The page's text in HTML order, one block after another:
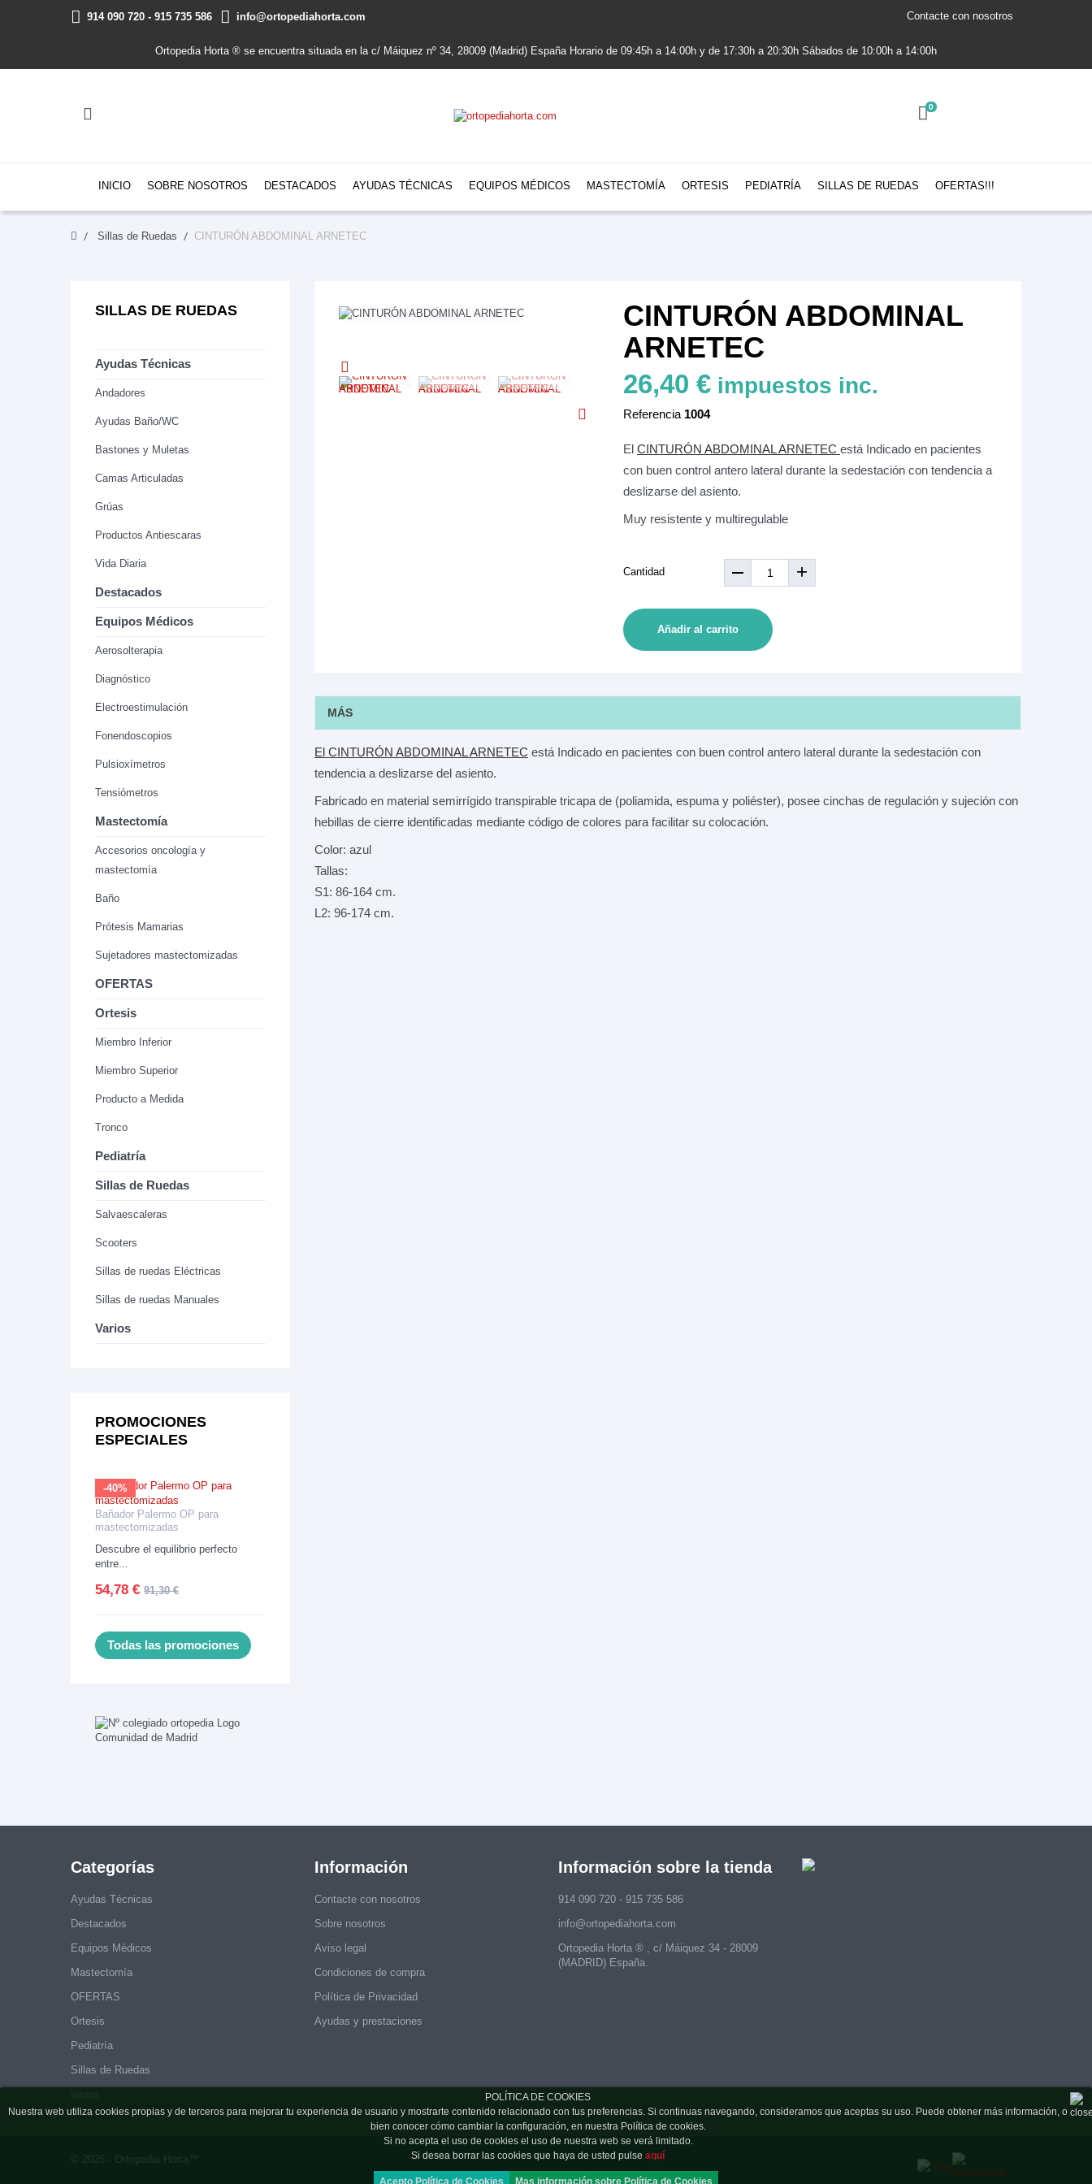
Contacte con nosotros
914 090 720 - 915 735 586 info@ortopediahorta.com
Ortopedia Horta ® se encuentra situada en la c/ Máiquez nº 34, 28009 (Madrid) España Horario de 09:45h a 14:00h y de 17:30h a 20:30h Sábados de 10:00h a 14:00h
0
INICIO SOBRE NOSOTROS DESTACADOS AYUDAS TÉCNICAS EQUIPOS MÉDICOS MASTECTOMÍA ORTESIS PEDIATRÍA SILLAS DE RUEDAS OFERTAS!!!
POLÍTICA DE COOKIES
Nuestra web utiliza cookies propias y de terceros para mejorar tu experiencia de usuario y mostrarte contenido relacionado con tus preferencias. Si continuas navegando, consideramos que aceptas su uso. Puede obtener más información, o
bien conocer cómo cambiar la configuración, en nuestra Política de cookies.
Si no acepta el uso de cookies el uso de nuestra web se verá limitado.
Si desea borrar las cookies que haya de usted pulse aquí
Acepto Política de Cookies Mas información sobre Política de Cookies
Sillas de Ruedas CINTURÓN ABDOMINAL ARNETEC
SILLAS DE RUEDAS
Ayudas Técnicas
Andadores
Ayudas Baño/WC
Bastones y Muletas
Camas Articuladas
Grúas
Productos Antiescaras
Vida Diaria
Destacados
Equipos Médicos
Aerosolterapia
Diagnóstico
Electroestimulación
Fonendoscopios
Pulsioxímetros
Tensiómetros
Mastectomía
Accesorios oncología y
mastectomía
Baño
Prótesis Mamarias
Sujetadores mastectomizadas
OFERTAS
Ortesis
Miembro Inferior
Miembro Superior
Producto a Medida
Tronco
Pediatría
Sillas de Ruedas
Salvaescaleras
Scooters
Sillas de ruedas Eléctricas
Sillas de ruedas Manuales
Varios
PROMOCIONES
ESPECIALES
-40%
Bañador Palermo OP para
mastectomizadas
Descubre el equilibrio perfecto
entre...
54,78 € 91,30 €
Todas las promociones
CINTURÓN ABDOMINAL
ARNETEC
26,40 € impuestos inc.
Referencia 1004
El CINTURÓN ABDOMINAL ARNETEC está Indicado en pacientes
con buen control antero lateral durante la sedestación con tendencia a
deslizarse del asiento.
Muy resistente y multiregulable
Cantidad +
Añadir al carrito
MÁS
El CINTURÓN ABDOMINAL ARNETEC está Indicado en pacientes con buen control antero lateral durante la sedestación con
tendencia a deslizarse del asiento.
Fabricado en material semirrígido transpirable tricapa de (poliamida, espuma y poliéster), posee cinchas de regulación y sujeción con
hebillas de cierre identificadas mediante código de colores para facilitar su colocación.
Color: azul
Tallas:
S1: 86-164 cm.
L2: 96-174 cm.
Categorías
Ayudas Técnicas
Destacados
Equipos Médicos
Mastectomía
OFERTAS
Ortesis
Pediatría
Sillas de Ruedas
Información
Contacte con nosotros
Sobre nosotros
Aviso legal
Condiciones de compra
Política de Privacidad
Ayudas y prestaciones
Información sobre la tienda
914 090 720 - 915 735 586
info@ortopediahorta.com
Ortopedia Horta ® , c/ Máiquez 34 - 28009
(MADRID) España.